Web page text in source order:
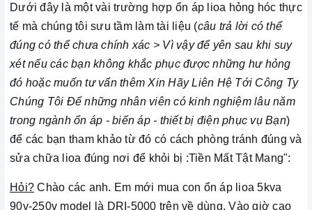
Dưới đây là một vài trường hợp ổn áp lioa hỏng hóc thực
tế mà chúng tôi sưu tầm làm tài liệu (câu trả lời có thể
đúng có thể chưa chính xác > Vì vậy để yên sau khi suy
xét nếu các bạn không khắc phục được những hư hỏng
đó hoặc muốn tư vấn thêm Xin Hãy Liên Hệ Tới Công Ty
Chúng Tôi Để những nhân viên có kinh nghiệm lâu năm
trong ngành ổn áp - biến áp - thiết bị điện phục vụ Bạn)
để các bạn tham khảo từ đó có cách phòng tránh đúng và
sửa chữa lioa đúng nơi để khỏi bị :Tiền Mất Tật Mang":
Hỏi? Chào các anh. Em mới mua con ổn áp lioa 5kva
90v-250v model là DRI-5000 trên về dùng. Vào giờ cao